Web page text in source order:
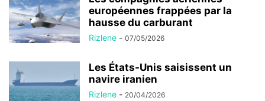
européennes frappées par la
hausse du carburant
Rizlene - 07/05/2026
Les États-Unis saisissent un
navire iranien
Rizlene - 20/04/2026